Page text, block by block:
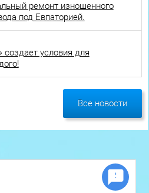
ремонт изношенного
под Евпаторией.
условия для
Все новости